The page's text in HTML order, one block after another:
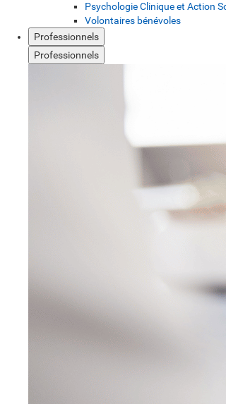
Psychologie Clinique et Action
Volontaires bénévoles
Professionnels
Professionnels